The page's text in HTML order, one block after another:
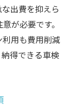
出費を抑えら
が必要です。
用も費用削減
得できる車検